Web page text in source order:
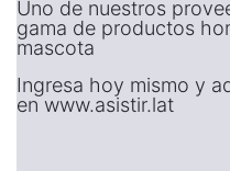
Uno de nuestros
gama de productos
mascota
Ingresa hoy mismo y
en www.asistir.lat